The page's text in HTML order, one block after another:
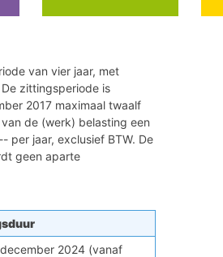
van vier jaar, met
zittingsperiode is
2017 maximaal twaalf
de (werk) belasting een
per jaar, exclusief BTW. De
geen aparte
2024 (vanaf